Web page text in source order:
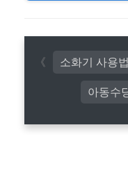
아동수
소화기 사용